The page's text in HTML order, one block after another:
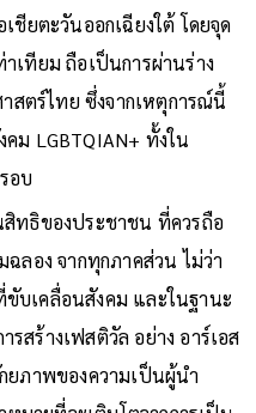
ชียตะวันออกเฉียงใต้ โดยจุด
เทียม ถือเป็นการผ่านร่าง
สตร์ไทย ซึ่งจากเหตุการณ์นี้
ม LGBTQIAN+ ทั้งใน
อบ
สิทธิของประชาชน ที่ควรถือ
ฉลอง จากทุกภาคส่วน ไม่ว่า
บเคลื่อนสังคม และในฐานะ
สร้างเฟสติวัล อย่าง อาร์เอส
ยภาพของความเป็นผู้นำ